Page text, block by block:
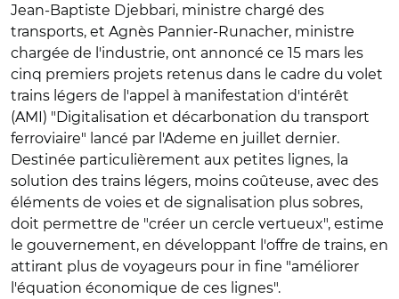
Jean-Baptiste Djebbari, ministre chargé des
transports, et Agnès Pannier-Runacher, ministre
chargée de l'industrie, ont annoncé ce 15 mars les
cinq premiers projets retenus dans le cadre du volet
trains légers de l'appel à manifestation d'intérêt
(AMI) "Digitalisation et décarbonation du transport
ferroviaire" lancé par l'Ademe en juillet dernier.
Destinée particulièrement aux petites lignes, la
solution des trains légers, moins coûteuse, avec des
éléments de voies et de signalisation plus sobres,
doit permettre de "créer un cercle vertueux", estime
le gouvernement, en développant l'offre de trains, en
attirant plus de voyageurs pour in fine "améliorer
l'équation économique de ces lignes".